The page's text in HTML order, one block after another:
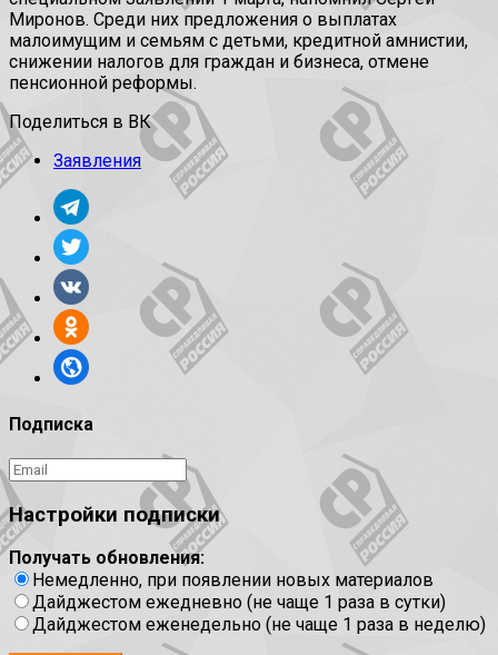
Миронов. Среди них предложения о выплатах
малоимущим и семьям с детьми, кредитной амнистии,
снижении налогов для граждан и бизнеса, отмене
пенсионной реформы.
Поделиться в ВК
Заявления
Подписка
Настройки подписки
Получать обновления:
Немедленно, при появлении новых материалов
Дайджестом ежедневно (не чаще 1 раза в сутки)
Дайджестом еженедельно (не чаще 1 раза в неделю)